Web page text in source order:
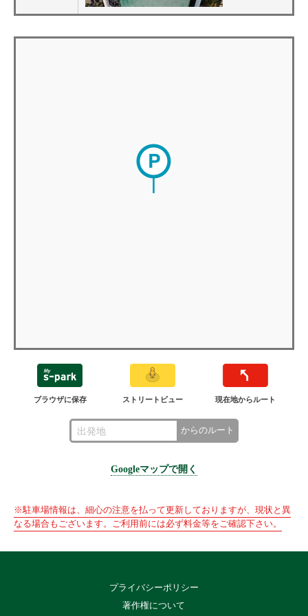
ブラウザに保存 ストリートビュー 現在地からルート
からのルート
Googleマップで開く
※駐車場情報は、細心の注意を払って更新しておりますが、現状と異
なる場合もございます。ご利用前には必ず料金等をご確認下さい。
プライバシーポリシー
著作権について